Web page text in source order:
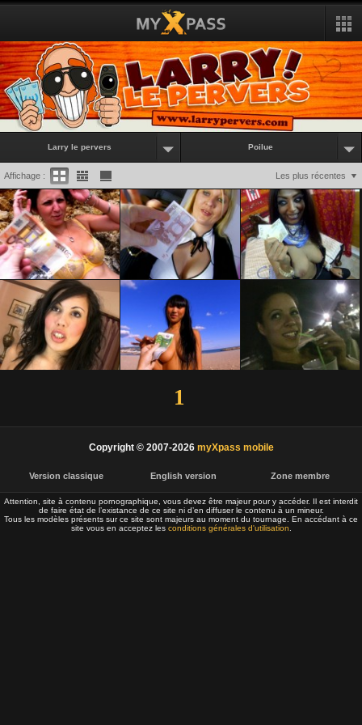
Larry le pervers Poilue
Les plus récentes
Affichage :
1
Copyright © 2007-2026 myXpass mobile
Version classique English version Zone membre
Attention, site à contenu pornographique, vous devez être majeur pour y accéder. Il est interdit
de faire état de l’existance de ce site ni d’en diffuser le contenu à un mineur.
Tous les modèles présents sur ce site sont majeurs au moment du tournage. En accédant à ce
site vous en acceptez les conditions générales d'utilisation